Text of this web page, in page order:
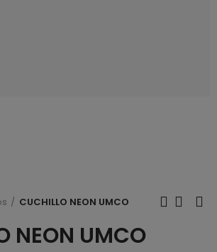
CUCHILLO NEON UMCO
NEON UMCO